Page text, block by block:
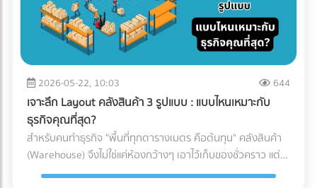
ปรับมหาศาลและเสียประวัติ ข้อจำกัดเรื่องเวลาและเส้นทาง: รถ
บรรทุกขนาดใหญ่ (ตั้งแต่ 6 ล้อขึ้นไป) จะติดช่วงเวลาห้ามวิ่งใน
เขตกรุงเทพฯ และปริมณฑล หากสินค้าคุณต้องส่งด่วน การเลือก
รถผิดอาจทำให้ผิดนัดลูกค้าได้ เปิดโพย 5 ประเภทรถขนส่งยอด
ฮิต: สินค้าแบบไหน ใช้รถอะไร? เพื่อให้เห็นภาพชัดเจน เราขอแบ่ง
ประเภทรถที่ใช้บ่อยในวงการโลจิสติกส์ออกเป็น 5 ประเภทหลัก
ดังนี้: 1. รถกระบะตอนเดียว (ตู้ทึบ / คอก) ราชาแห่งความคล่อง
ตัว วิ่งได้ตลอด 24 ชั่วโมง โดยไม่มีข้อจำกัดด้านเวลา เเละบรรทุก
น้ำหนักได้ประมาณ 1-2 ตัน (ขึ้นอยู่กับโครงสร้างและการดัดแปลง
ของรถ ) ตู้ทึบ: เหมาะกับสินค้าที่ต้องการการปกป้องจากแดด ฝน
และฝุ่นละออง 100% คอกเหล็ก: เหมาะกับสินค้าที่รูปทรงไม่
2026-05-22, 10:03 644
เจาะลึก Layout คลังสินค้า 3 รูปแบบ : แบบไหนเหมาะกับ
ธุรกิจคุณที่สุด?
สำหรับคนทำธุรกิจ "พื้นที่ทุกตารางเมตร คือต้นทุน" คลังสินค้า
(Warehouse) จึงไม่ใช่แค่ห้องกว้างๆ เอาไว้เก็บของชั่วคราว แต่
เป็นหัวใจสำคัญของระบบ Supply Chain พอๆกับการจัดการคลัง